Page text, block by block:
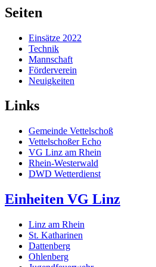
Seiten
Einsätze 2022
Technik
Mannschaft
Förderverein
Neuigkeiten
Links
Gemeinde Vettelschoß
Vettelschoßer Echo
VG Linz am Rhein
Rhein-Westerwald
DWD Wetterdienst
Einheiten VG Linz
Linz am Rhein
St. Katharinen
Dattenberg
Ohlenberg